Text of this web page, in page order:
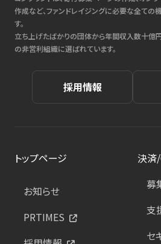
作成など、ファンドレイジングに必要な全ての
す。
立ち上げたばかりの団体から年間収入数十億
の非営利組織に選ばれています。
採用情報
トップページ
お知らせ
PRTIMES
決済
募
支
セ